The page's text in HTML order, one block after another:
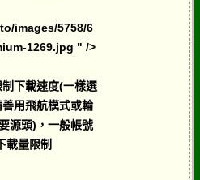
images/5758/6
1269.jpg " />
下載速度(一樣選
用飛航模式或輪
源頭)，一般帳號
載量限制